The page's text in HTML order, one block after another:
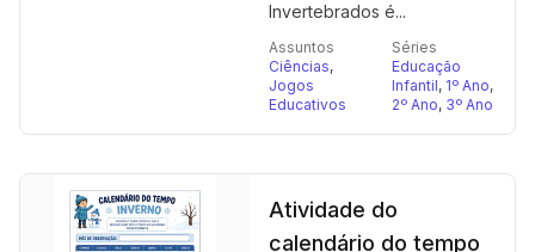
Invertebrados é...
Assuntos
Ciências,
Jogos
Educativos
Séries
Educação
Infantil, 1º Ano,
2º Ano, 3º Ano
Atividade do
calendário do tempo